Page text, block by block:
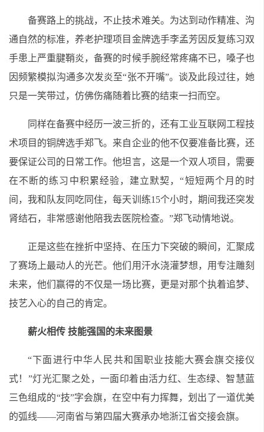
备赛路上的挑战，不止技术难关。为达到动作精准、沟
通自然的标准，养老护理项目金牌选手李孟芳因反复练习双
手患上严重腱鞘炎，备赛的时候手腕经常疼痛不已，嗓子也
因频繁模拟沟通多次发炎至“张不开嘴”。谈及此段过往，她
只是一笑带过，仿佛伤痛随着比赛的结束一扫而空。
同样在备赛中经历一波三折的，还有工业互联网工程技
术项目的铜牌选手郑飞。来自企业的他不仅要准备比赛，还
要保证公司的日常工作。他坦言，这是一个双人项目，需要
在不断的练习中积累经验，建立默契，“短短两个月的时
间，我和队友同吃同住，每天训练15个小时，期间我还突发
肾结石，非常感谢他陪我去医院检查。”郑飞动情地说。
正是这些在挫折中坚持、在压力下突破的瞬间，汇聚成
了赛场上最动人的光芒。他们用汗水浇灌梦想，用专注雕刻
未来，他们赢得的不仅是一场比赛，更是对那个执着追梦、
技艺入心的自己的肯定。
薪火相传 技能强国的未来图景
“下面进行中华人民共和国职业技能大赛会旗交接仪
式！”灯光汇聚之处，一面印着由活力红、生态绿、智慧蓝
三色组成的“技”字会旗，在空中有力挥舞，划出了一道优美
的弧线——河南省与第四届大赛承办地浙江省交接会旗。